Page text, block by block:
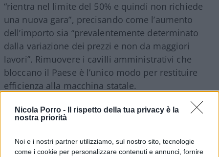
Nicola Porro -
Il rispetto della tua privacy è la
nostra priorità
Noi e i nostri partner utilizziamo, sul nostro sito, tecnologie
come i cookie per personalizzare contenuti e annunci, fornire
“rientra nel limite del 50% e quindi non richiede
una nuova gara”, precisando come l’aumento
dell’importo sia “prevalentemente determinato
dalla variazione dei prezzi e non da maggiori
lavori”. Rimuovere i cavilli amministrativi che
bloccano il Paese è l’unico modo per restituire
efficienza alla macchina statale.
Leggi anche: